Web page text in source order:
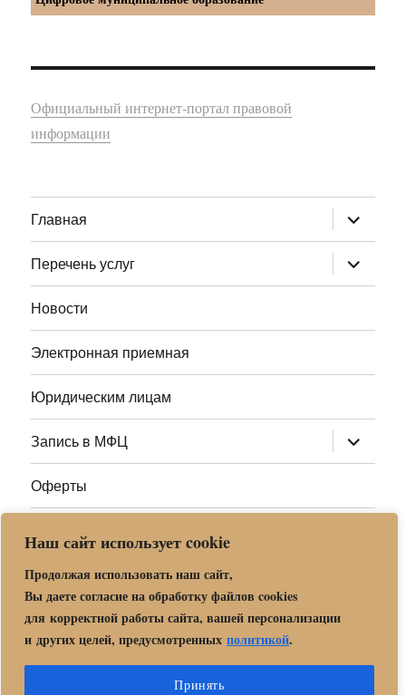
Наш сайт использует cookie
Продолжая использовать наш сайт,
Вы даете согласие на обработку файлов cookies
для корректной работы сайта, вашей персонализации
и других целей, предусмотренных политикой.
Принять
Официальный интернет-портал правовой
информации
Главная раскрыть
дочернее
меню
Перечень услуг
раскрыть
дочернее
меню
Новости
Электронная приемная
Юридическим лицам
Запись в МФЦ раскрыть
дочернее
меню
Оферты
Адреса МФЦ МО
документы» в г. о. Орехово-Зуево
Политика обработки и защиты персональных данных в «МБУ
МФЦ Орехово-Зуевского городского округа Московской области»